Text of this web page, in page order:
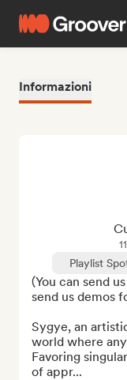
Informazioni
Playlist
(You can send
send us demos
Sygye, an
world where
Favoring
of appr...